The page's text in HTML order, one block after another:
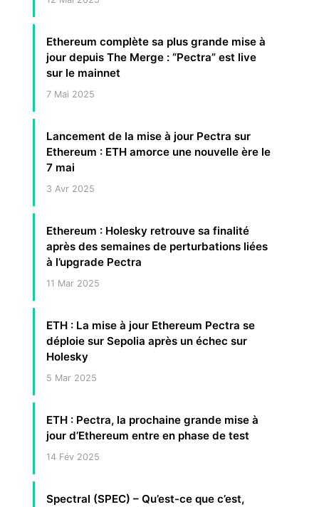
Ethereum complète sa plus grande mise à
jour depuis The Merge : “Pectra” est live
sur le mainnet
7 Mai 2025
Lancement de la mise à jour Pectra sur
Ethereum : ETH amorce une nouvelle ère le
7 mai
3 Avr 2025
Ethereum : Holesky retrouve sa finalité
après des semaines de perturbations liées
à l’upgrade Pectra
11 Mar 2025
ETH : La mise à jour Ethereum Pectra se
déploie sur Sepolia après un échec sur
Holesky
5 Mar 2025
ETH : Pectra, la prochaine grande mise à
jour d’Ethereum entre en phase de test
14 Fév 2025
Spectral (SPEC) – Qu’est-ce que c’est,